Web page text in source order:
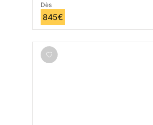
Dès
845€